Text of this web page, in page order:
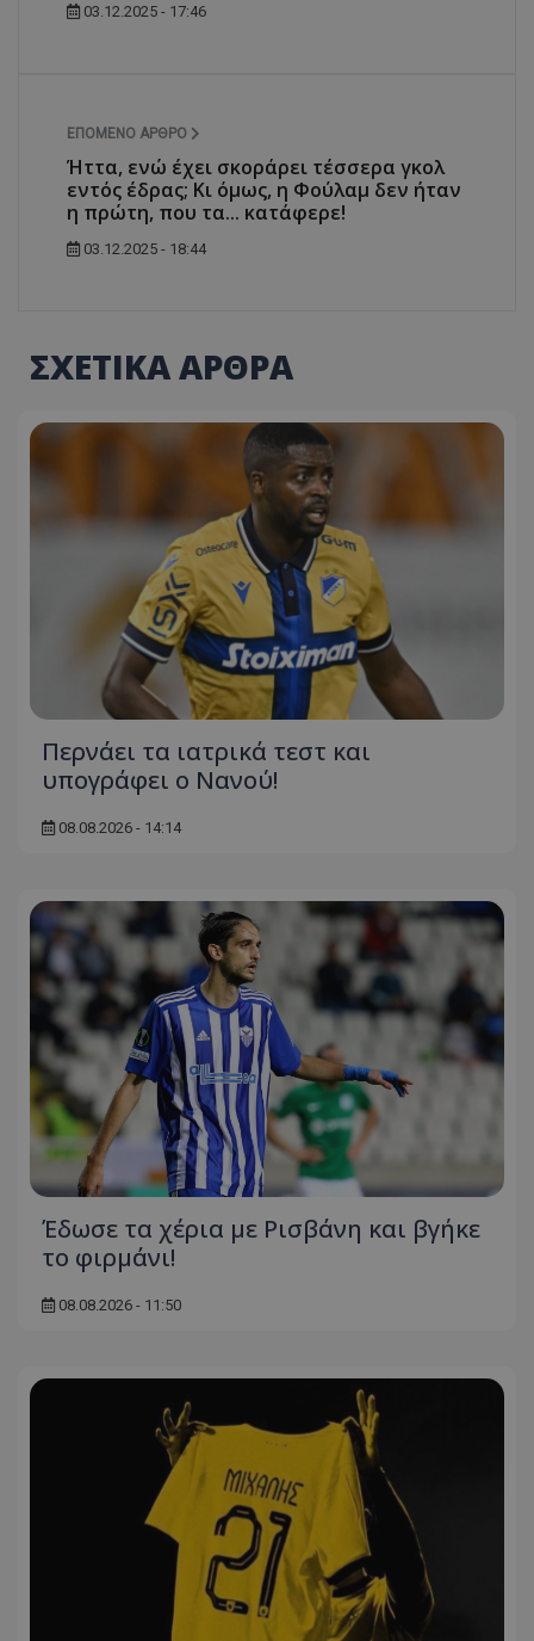
03.12.2025 - 17:46
ΕΠΌΜΕΝΟ ΆΡΘΡΟ
Ήττα, ενώ έχει σκοράρει τέσσερα γκολ
εντός έδρας; Κι όμως, η Φούλαμ δεν ήταν
η πρώτη, που τα... κατάφερε!
03.12.2025 - 18:44
ΣΧΕΤΙΚΑ ΑΡΘΡΑ
Περνάει τα ιατρικά τεστ και
υπογράφει ο Νανού!
08.08.2026 - 14:14
Έδωσε τα χέρια με Ρισβάνη και βγήκε
το φιρμάνι!
08.08.2026 - 11:50